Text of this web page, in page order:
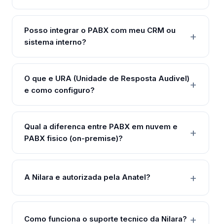
Posso integrar o PABX com meu CRM ou
sistema interno?
O que e URA (Unidade de Resposta Audivel)
e como configuro?
Qual a diferenca entre PABX em nuvem e
PABX fisico (on-premise)?
A Nilara e autorizada pela Anatel?
Como funciona o suporte tecnico da Nilara?